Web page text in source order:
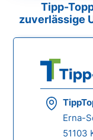
Tipp-
zuverlässige
Erna-
51103